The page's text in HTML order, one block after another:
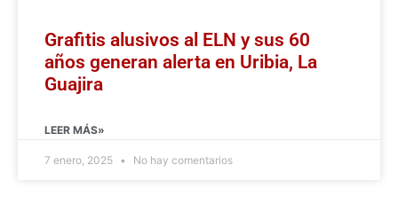
Grafitis alusivos al ELN y sus 60
años generan alerta en Uribia, La
Guajira
LEER MÁS»
7 enero, 2025 No hay comentarios